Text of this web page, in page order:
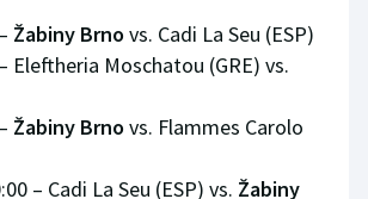
Žabiny Brnovs. Cadi La Seu (ESP)
Eleftheria Moschatou (GRE) vs.
Žabiny Brnovs. Flammes Carolo
– Cadi La Seu (ESP) vs. Žabiny